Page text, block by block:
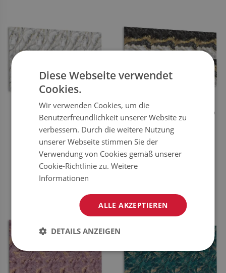
WANDPANEEL
MARMORSTRUKTUR
PREIS: 54.99
JETZT
KAUFEN
WANDPANEEL SELBSTKLEBEND
MARMORSTRAND
PREIS:
Diese Webseite verwendet
Cookies.
Wir verwenden Cookies, um die
Benutzerfreundlichkeit unserer Website zu
verbessern. Durch die weitere Nutzung
unserer Webseite stimmen Sie der
Verwendung von Cookies gemäß unserer
Cookie-Richtlinie zu.Weitere
Informationen
ALLE AKZEPTIEREN
DETAILS ANZEIGEN